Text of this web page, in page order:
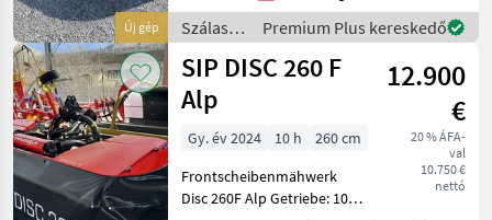
Új gép
Gewicht: 495 kg • 3-Punkt
Anbaubock Kat. I un
Szálastakarmány
betakarítók
/ SIP
Premium Plus kereskedő
SIP DISC 260 F
Alp
12.900
€
20 % ÁFA-
val
10.750 €
nettó
Gy. év 2024 10 h
260 cm
Frontscheibenmähwerk
Disc 260F Alp Getriebe: 1000